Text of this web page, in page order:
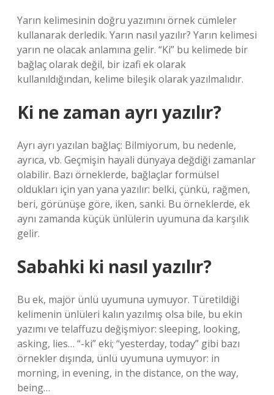
Yarın kelimesinin doğru yazımını örnek cümleler
kullanarak derledik. Yarın nasıl yazılır? Yarın kelimesi
yarın ne olacak anlamına gelir. “Ki” bu kelimede bir
bağlaç olarak değil, bir izafi ek olarak
kullanıldığından, kelime bileşik olarak yazılmalıdır.
Ki ne zaman ayrı yazılır?
Ayrı ayrı yazılan bağlaç: Bilmiyorum, bu nedenle,
ayrıca, vb. Geçmişin hayali dünyaya değdiği zamanlar
olabilir. Bazı örneklerde, bağlaçlar formülsel
oldukları için yan yana yazılır: belki, çünkü, rağmen,
beri, görünüşe göre, iken, sanki. Bu örneklerde, ek
aynı zamanda küçük ünlülerin uyumuna da karşılık
gelir.
Sabahki ki nasıl yazılır?
Bu ek, majör ünlü uyumuna uymuyor. Türetildiği
kelimenin ünlüleri kalın yazılmış olsa bile, bu ekin
yazımı ve telaffuzu değişmiyor: sleeping, looking,
asking, lies… “-ki” eki; “yesterday, today” gibi bazı
örnekler dışında, ünlü uyumuna uymuyor: in
morning, in evening, in the distance, on the way,
being…